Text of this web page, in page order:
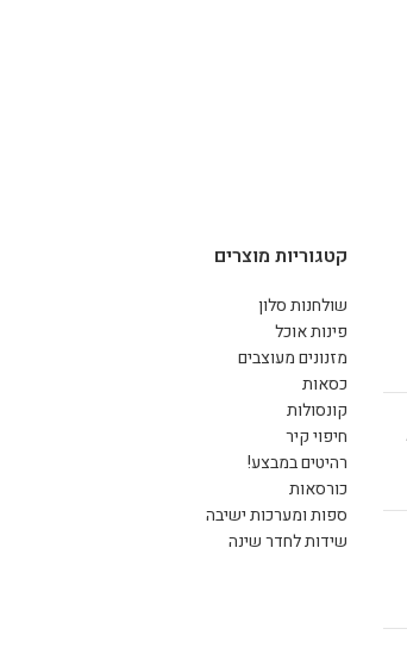
קטגוריות מוצרים
שולחנות סלון
פינות אוכל
מזנונים מעוצבים
כסאות
קונסולות
חיפוי קיר
רהיטים במבצע!
כורסאות
ספות ומערכות ישיבה
שידות לחדר שינה